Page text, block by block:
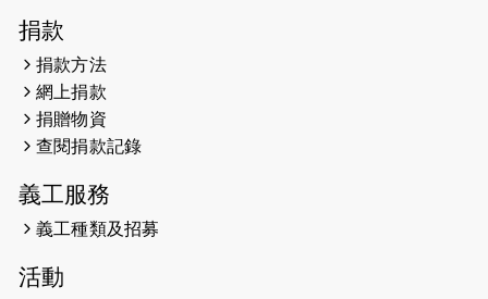
2026-04-30
2026-04-25
2026-04-24
2026-04-23
2026-04-19
捐款
捐款方法
網上捐款
捐贈物資
查閱捐款記錄
義工服務
義工種類及招募
活動